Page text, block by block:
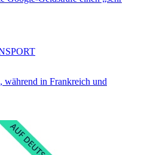
während in Frankreich und